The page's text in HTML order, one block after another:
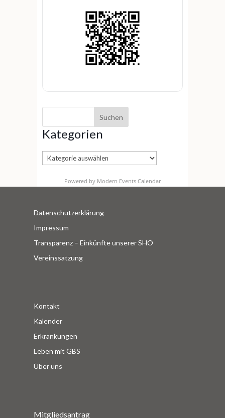
Kategorien
Kategorien
Powered by Modern Events Calendar
Datenschutzerklärung
Impressum
Transparenz – Einkünfte unserer SHO
Vereinssatzung
Kontakt
Kalender
Erkrankungen
Leben mit GBS
Über uns
Mitgliedsantrag